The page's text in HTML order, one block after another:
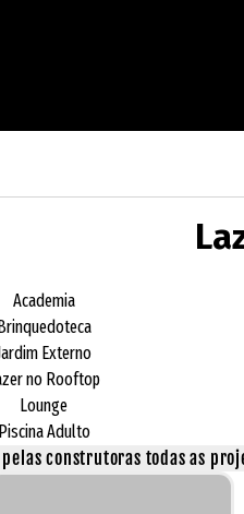
Academia
Externo
no Rooftop
Lounge
Piscina Adulto
construtoras todas as